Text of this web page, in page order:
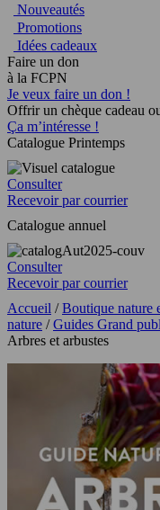
Nouveautés
Promotions
Idées cadeaux
Faire un don
à la FCPN
Je veux faire un don !
Offrir un chèque cadeau
Ça m’intéresse !
Catalogue Printemps
Consulter
Recevoir par courrier
Catalogue annuel
Consulter
Recevoir par courrier
Accueil /Boutique nature
nature /Guides Grand
Arbres et arbustes